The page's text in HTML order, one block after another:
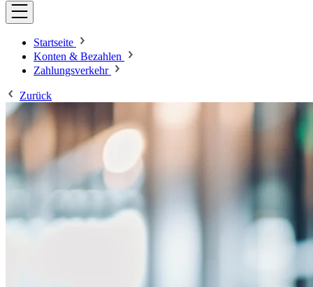
Startseite
Konten & Bezahlen
Zahlungsverkehr
Zurück